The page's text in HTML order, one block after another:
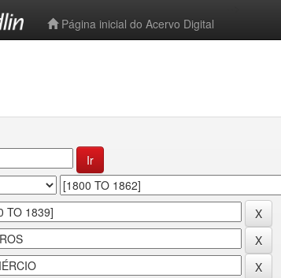
Página inicial do Acervo Digital